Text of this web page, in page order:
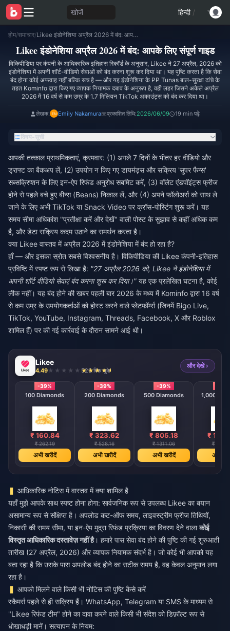
खोजें हिन्दी /
होम/समाचार/ Likee इंडोनेशिया अप्रैल 2026 में बंद: आपके लिए संपूर्ण गाइड
Likee इंडोनेशिया अप्रैल 2026 में बंद: आपके लिए संपूर्ण गाइड
विकिपीडिया पर कंपनी के आधिकारिक इतिहास रिकॉर्ड के अनुसार, Likee ने 27 अप्रैल, 2026 को
इंडोनेशिया में अपनी शॉर्ट-वीडियो सेवाओं को बंद करना शुरू कर दिया था। यह पुष्टि करता है कि सेवा
बंद होना कोई अफवाह नहीं बल्कि सच है — और यह इंडोनेशिया के PP Tunas बाल-सुरक्षा ढांचे के
तहत Kominfo द्वारा किए गए व्यापक नियामक दबाव के अनुरूप है, वही लहर जिसने अकेले अप्रैल
2026 में 16 वर्ष से कम उम्र के 1.7 मिलियन TikTok अकाउंट्स को बंद कर दिया था।
लेखक: Emily Nakamura प्रकाशित तिथि:2026/06/09 19 min पढ़ें
विषय-सूची
आपकी तत्काल प्राथमिकताएं, क्रमवार: (1) अगले 7 दिनों के भीतर हर वीडियो और
ड्राफ्ट का बैकअप लें, (2) उपयोग न किए गए डायमंड्स और सक्रिय 'सुपर फैन्स'
सब्सक्रिप्शन के लिए इन-ऐप रिफंड अनुरोध सबमिट करें, (3) वॉलेट एंडपॉइंट्स फ्रीज
होने से पहले बचे हुए बीन्स (Beans) निकाल लें, और (4) अपने फॉलोअर्स को साथ ले
जाने के लिए अभी TikTok या Snack Video पर क्रॉस-पोस्टिंग शुरू करें। यह
समय सीमा अधिकांश "प्रतीक्षा करें और देखें" वाली पोस्ट के सुझाव से कहीं अधिक कम
है, और डेटा सक्रिय कदम उठाने का समर्थन करता है।
क्या Likee वास्तव में अप्रैल 2026 में इंडोनेशिया में बंद हो रहा है?
हाँ — और इसका स्रोत सबसे विश्वसनीय है। विकिपीडिया की Likee कंपनी-इतिहास
प्रविष्टि में स्पष्ट रूप से लिखा है: "27 अप्रैल 2026 को, Likee ने इंडोनेशिया में
अपनी शॉर्ट वीडियो सेवाएं बंद करना शुरू कर दिया।" यह एक प्रलेखित घटना है, कोई
लीक नहीं। यह बंद होने की खबर पहली बार 2026 के मध्य में Kominfo द्वारा 16 वर्ष
से कम उम्र के उपयोगकर्ताओं को होस्ट करने वाले प्लेटफॉर्म्स (जिनमें Bigo Live,
TikTok, YouTube, Instagram, Threads, Facebook, X और Roblox
शामिल हैं) पर की गई कार्रवाई के दौरान सामने आई थी।
Likee
4.49 526 बिक चुके
और देखें ›
-39%
100 Diamonds
₹ 160.84
₹ 262.19
अभी खरीदें
-39%
200 Diamonds
₹ 323.62
₹ 528.16
अभी खरीदें
-39%
500 Diamonds
₹ 805.18
₹ 1311.06
अभी खरीदें
1,000
₹
₹
अभी
आधिकारिक नोटिस में वास्तव में क्या शामिल है
यहाँ मुझे आपके साथ स्पष्ट होना होगा: सार्वजनिक रूप से उपलब्ध Likee का बयान
असामान्य रूप से संक्षिप्त है। अपलोड कट-ऑफ समय, लाइवस्ट्रीम फ्रीज तिथियों,
निकासी की समय सीमा, या इन-ऐप मुद्रा रिफंड प्रक्रिया का विवरण देने वालाकोई
विस्तृत आधिकारिक दस्तावेज़ नहीं है। हमारे पास सेवा बंद होने की पुष्टि की गई शुरुआती
तारीख (27 अप्रैल, 2026) और व्यापक नियामक संदर्भ है। जो कोई भी आपको यह
बता रहा है कि उसके पास अपलोड बंद होने का सटीक समय है, वह केवल अनुमान लगा
रहा है।
आपको मिलने वाले किसी भी नोटिस की पुष्टि कैसे करें
स्कैमर्स पहले से ही सक्रिय हैं। WhatsApp, Telegram या SMS के माध्यम से
"Likee रिफंड टीम" होने का दावा करने वाले किसी भी संदेश को डिफ़ॉल्ट रूप से
धोखाधड़ी मानें। सत्यापन के नियम: